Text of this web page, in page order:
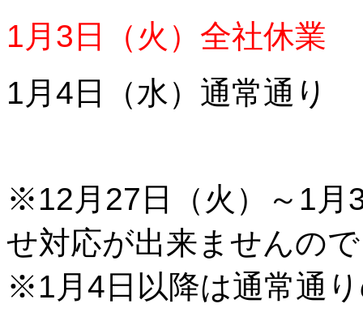
1月3日（火）全社休業
1月4日（水）通常通り
※12月27日（火）～1月
せ対応が出来ませんの
※1月4日以降は通常通